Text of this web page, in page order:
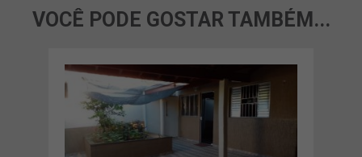
VOCÊ PODE GOSTAR TAMBÉM...